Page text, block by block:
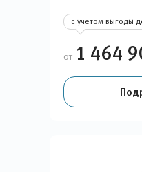
с учетом выгоды
от 1 464